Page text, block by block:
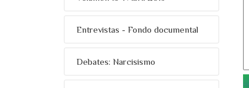
Entrevistas - Fondo documental
Debates: Narcisismo